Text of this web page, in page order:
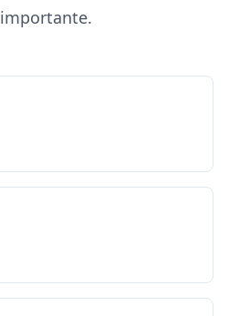
importante.